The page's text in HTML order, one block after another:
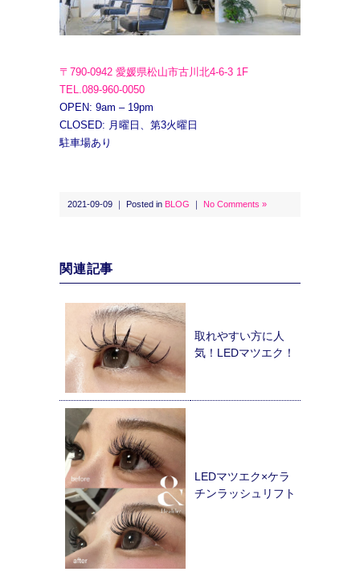
〒790-0942 愛媛県松山市古川北4-6-3 1F
TEL.089-960-0050
OPEN: 9am – 19pm
CLOSED: 月曜日、第3火曜日
駐車場あり
2021-09-09 ｜ Posted in BLOG ｜ No Comments »
関連記事
取れやすい方に人
気！LEDマツエク！
LEDマツエク×ケラ
チンラッシュリフト